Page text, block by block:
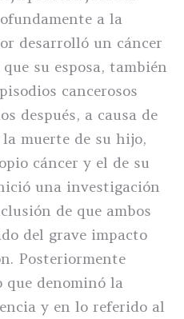
a la
desarrolló un cáncer
su esposa, también
cancerosos
después, a causa de
muerte de su hijo,
cáncer y el de su
una investigación
de que ambos
del grave impacto
Posteriormente
que denominó la
y en lo referido al